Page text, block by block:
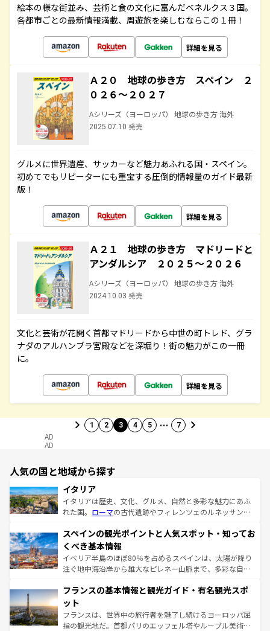
絵本の様な街並み、芸術と食の文化に富んだベネルクス３国。
各都市ごとの最新情報満載、周遊旅を楽しむならこの１冊！
詳細を見る
Ａ２０ 地球の歩き方 スペイン ２
０２６～２０２７
Aシリーズ（ヨーロッパ） 地球の歩き方 海外
2025.07.10 発売
グルメに世界遺産、サッカーなど魅力あふれる国・スペイン。
初めてでもリピーターにも重宝する圧倒的情報量のガイド最新
版！
詳細を見る
Ａ２１ 地球の歩き方 マドリードと
アンダルシア ２０２５～２０２６
Aシリーズ（ヨーロッパ） 地球の歩き方 海外
2024.10.03 発売
文化と芸術が花開く首都マドリードから中世の町トレド、グラ
ナダのアルハンブラ宮殿などを深堀り！街の魅力がこの一冊
に。
詳細を見る
1 2 3 4 5 … 7
AD
AD
人気の国と地域から探す
イタリア
イタリアは歴史、文化、グルメ、自然と多彩な魅力にあふ
れた国。 ローマの古代遺跡やフィレンツェのルネッサンス
ろん、トスカーナの美しい田園風景やアマルフィ海岸の絶
景など、自然景観も見逃せない。観光の合間には、本場の
ピザやパスタなど、絶品のイタリア料理を堪能することも
できる。朝目覚めてから夜眠るまで、すべての瞬間を楽し
なお、新着のイタリア情報はコンテンツ一覧を参照してほ
しい。
スペインの観光ポイントと人気スポット・知ってお
くべき基本情報
イベリア半島のほぼ80％を占めるスペインは、太陽が降り
注ぐ地中海沿岸から雄大なピレネー山脈まで、多彩な自然
文化が根付くこの国では、情熱的なフラメンコ、熱気あふ
れる闘牛、そして美味しいタパスが生活の一部となってい
る。首都マドリードの洗練された雰囲気や、バルセロナの
アートに溢れた街角から、地方では古代ローマ遺跡や中世
フランスの基本情報と観光ガイド・有名観光スポ
ット
フランスは、世界中の旅行者を魅了し続けるヨーロッパ屈
指の観光地だ。首都パリのエッフェル塔やルーブル美術館